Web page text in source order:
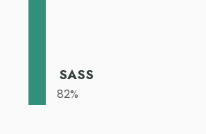
SASS
82%